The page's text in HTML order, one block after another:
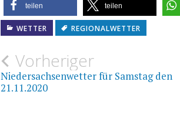
teilen teilen
WETTER REGIONALWETTER
Vorheriger
Niedersachsenwetter für Samstag den
21.11.2020